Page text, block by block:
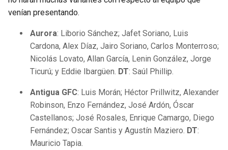
venían presentando.
Aurora: Liborio Sánchez; Jafet Soriano, Luis
Cardona, Alex Díaz, Jairo Soriano, Carlos Monterroso;
Nicolás Lovato, Allan García, Lenin González, Jorge
Ticurú; y Eddie Ibargüen. DT: Saúl Phillip.
Antigua GFC: Luis Morán; Héctor Prillwitz, Alexander
Robinson, Enzo Fernández, José Ardón, Óscar
Castellanos; José Rosales, Enrique Camargo, Diego
Fernández; Oscar Santis y Agustín Maziero. DT:
Mauricio Tapia.